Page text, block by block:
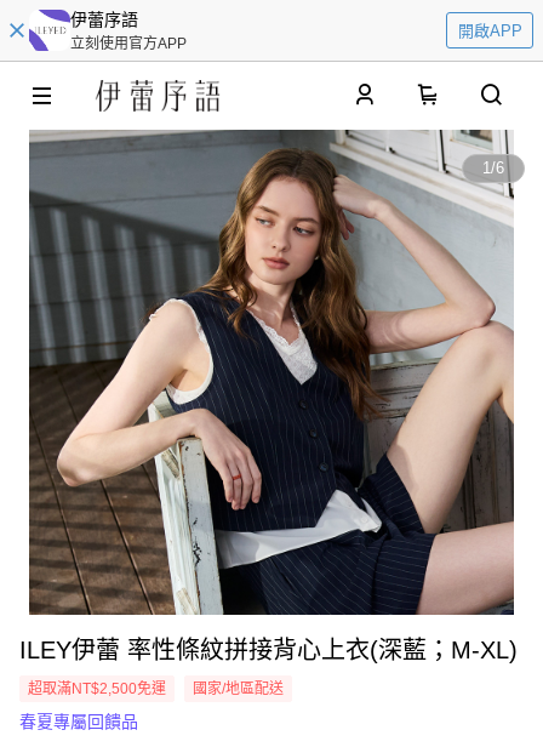
伊蕾序語
立刻使用官方APP
開啟APP
1/6
ILEY伊蕾 率性條紋拼接背心上衣(深藍；M-XL)
超取滿NT$2,500免運 國家/地區配送
春夏專屬回饋品